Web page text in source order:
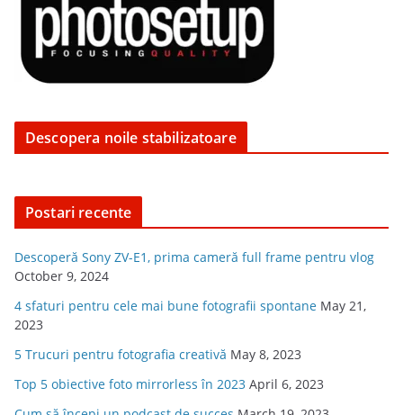
Descopera noile stabilizatoare
Postari recente
Descoperă Sony ZV-E1, prima cameră full frame pentru vlog
October 9, 2024
4 sfaturi pentru cele mai bune fotografii spontane May 21,
2023
5 Trucuri pentru fotografia creativă May 8, 2023
Top 5 obiective foto mirrorless în 2023 April 6, 2023